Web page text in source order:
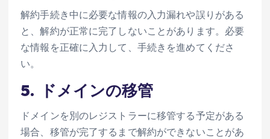
解約手続き中に必要な情報の入力漏れや誤りがある
と、解約が正常に完了しないことがあります。必要
な情報を正確に入力して、手続きを進めてくださ
い。
5. ドメインの移管
ドメインを別のレジストラーに移管する予定がある
場合、移管が完了するまで解約ができないことがあ